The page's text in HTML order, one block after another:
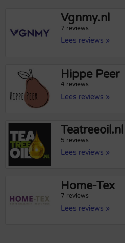
Vgnmy.nl
7 reviews
Lees reviews »
Hippe Peer
4 reviews
Lees reviews »
Teatreeoil.nl
5 reviews
Lees reviews »
Home-Tex
7 reviews
Lees reviews »